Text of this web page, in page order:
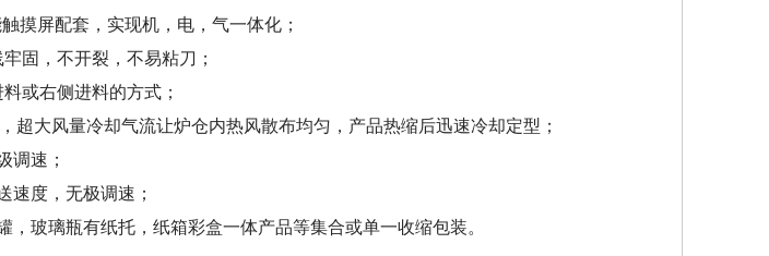
摸屏配套，实现机，电，气一体化；
固，不开裂，不易粘刀；
或右侧进料的方式；
超大风量冷却气流让炉仓内热风散布均匀，产品热缩后迅速冷却定型；
调速；
速度，无极调速；
，玻璃瓶有纸托，纸箱彩盒一体产品等集合或单一收缩包装。